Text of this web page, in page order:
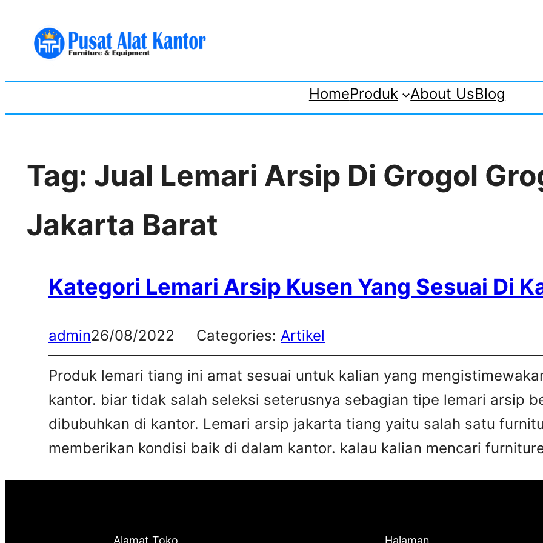
content
HomeProduk About UsBlog
Tag: Jual Lemari Arsip Di Grogol
Jakarta Barat
Kategori Lemari Arsip Kusen Yang Sesuai Di
admin26/08/2022 Categories: Artikel
Produk lemari tiang ini amat sesuai untuk kalian yang
kantor. biar tidak salah seleksi seterusnya sebagian tipe lemari arsip
dibubuhkan di kantor. Lemari arsip jakarta tiang yaitu salah satu
memberikan kondisi baik di dalam kantor. kalau kalian mencari
Alamat Toko Halaman